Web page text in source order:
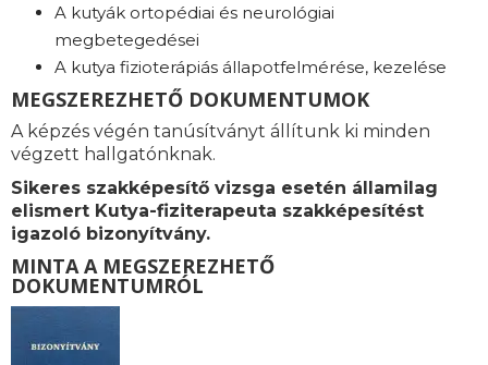
A kutyák ortopédiai és neurológiai
megbetegedései
A kutya fizioterápiás állapotfelmérése, kezelése
MEGSZEREZHETŐ DOKUMENTUMOK
A képzés végén tanúsítványt állítunk ki minden
végzett hallgatónknak.
Sikeres szakképesítő vizsga esetén államilag
elismert Kutya-fiziterapeuta szakképesítést
igazoló bizonyítvány.
MINTA A MEGSZEREZHETŐ
DOKUMENTUMRÓL